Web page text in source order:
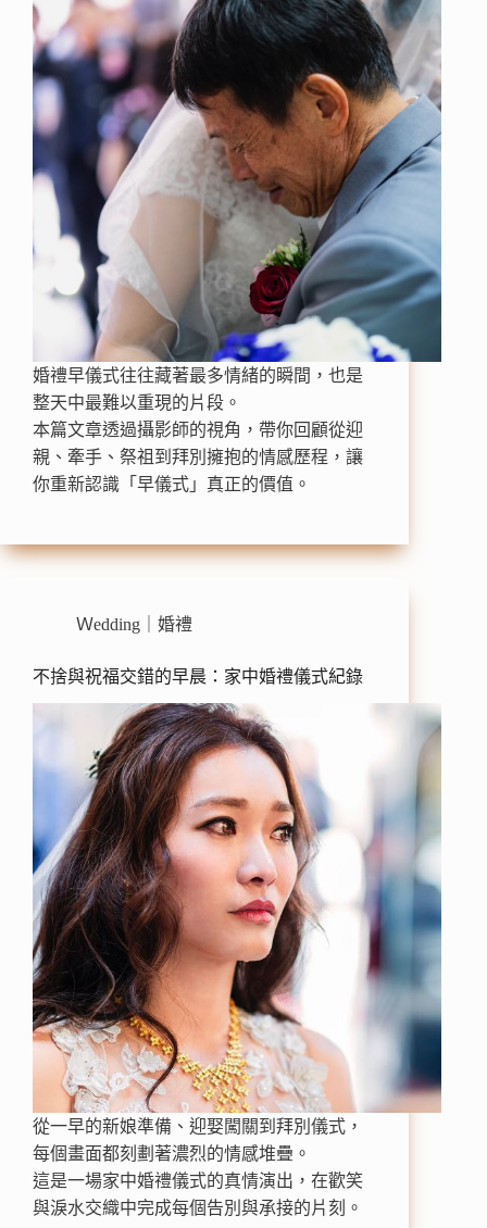
婚禮早儀式往往藏著最多情緒的瞬間，也是
整天中最難以重現的片段。
本篇文章透過攝影師的視角，帶你回顧從迎
親、牽手、祭祖到拜別擁抱的情感歷程，讓
你重新認識「早儀式」真正的價值。
Ｗedding｜婚禮
不捨與祝福交錯的早晨：家中婚禮儀式紀錄
從一早的新娘準備、迎娶闖關到拜別儀式，
每個畫面都刻劃著濃烈的情感堆疊。
這是一場家中婚禮儀式的真情演出，在歡笑
與淚水交織中完成每個告別與承接的片刻。